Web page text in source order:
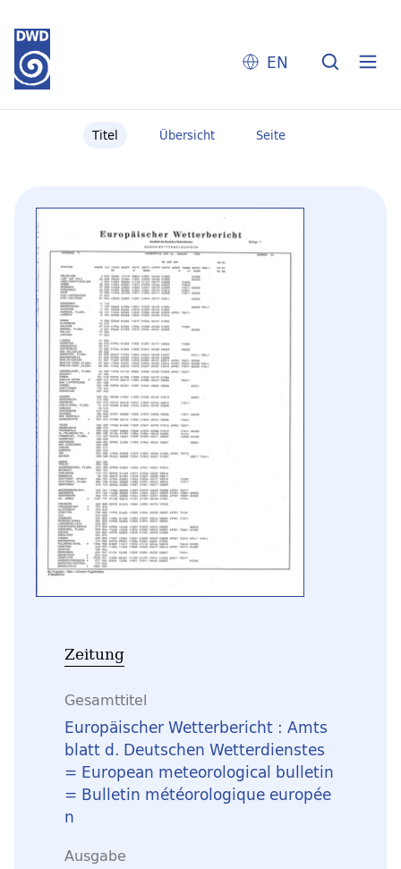
EN
Titel Übersicht Seite
Zeitung
Gesamttitel
Europäischer Wetterbericht : Amts
blatt d. Deutschen Wetterdienstes
= European meteorological bulletin
= Bulletin météorologique europée
n
Ausgabe